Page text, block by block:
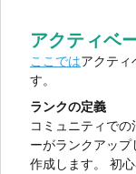
アクティベ
ここではアクティ
す。
ランクの定義
コミュニティで
ーがランクアッ
作成します。 初